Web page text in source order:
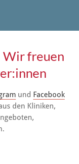
Wir freuen
und Facebook
den Kliniken,